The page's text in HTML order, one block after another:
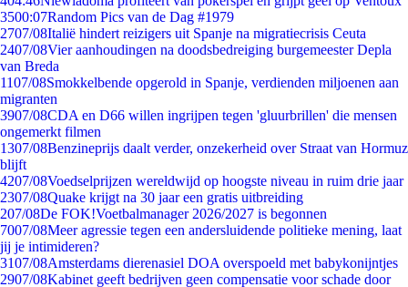
3500:07Random Pics van de Dag #1979
2707/08Italië hindert reizigers uit Spanje na migratiecrisis Ceuta
2407/08Vier aanhoudingen na doodsbedreiging burgemeester Depla
van Breda
1107/08Smokkelbende opgerold in Spanje, verdienden miljoenen aan
migranten
3907/08CDA en D66 willen ingrijpen tegen 'gluurbrillen' die mensen
ongemerkt filmen
1307/08Benzineprijs daalt verder, onzekerheid over Straat van Hormuz
blijft
4207/08Voedselprijzen wereldwijd op hoogste niveau in ruim drie jaar
2307/08Quake krijgt na 30 jaar een gratis uitbreiding
207/08De FOK!Voetbalmanager 2026/2027 is begonnen
7007/08Meer agressie tegen een andersluidende politieke mening, laat
jij je intimideren?
3107/08Amsterdams dierenasiel DOA overspoeld met babykonijntjes
2907/08Kabinet geeft bedrijven geen compensatie voor schade door